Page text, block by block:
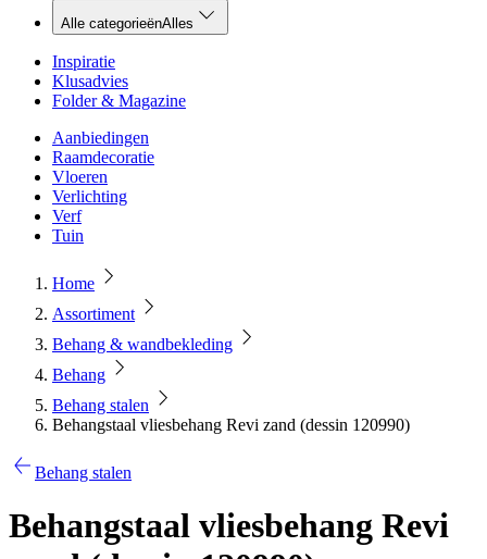
Alle categorieënAlles
Inspiratie
Klusadvies
Folder & Magazine
Aanbiedingen
Raamdecoratie
Vloeren
Verlichting
Verf
Tuin
Home
Assortiment
Behang & wandbekleding
Behang
Behang stalen
Behangstaal vliesbehang Revi zand (dessin 120990)
Behang stalen
Behangstaal vliesbehang Revi